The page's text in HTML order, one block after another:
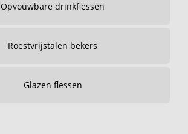
Opvouwbare drinkflessen
Roestvrijstalen bekers
Glazen flessen